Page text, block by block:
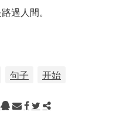
過人間。
句子 开始